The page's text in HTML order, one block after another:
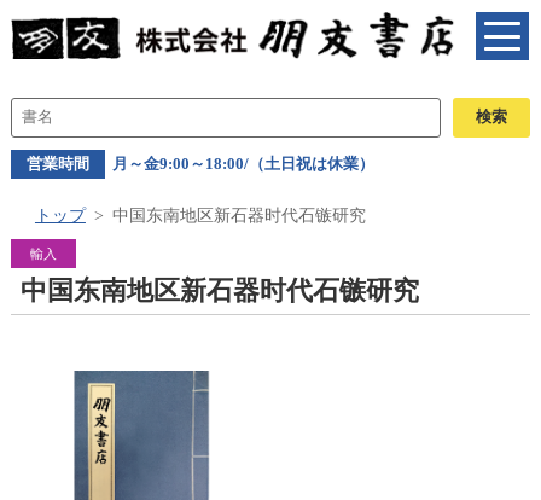
営業時間 月～金9:00～18:00/（土日祝は休業）
トップ 中国东南地区新石器时代石镞研究
輸入
中国东南地区新石器时代石镞研究